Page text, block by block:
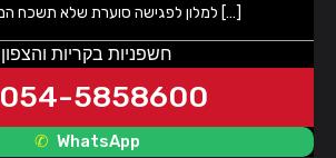
למלון לפגישה סוערת שלא תשכח המון זמן אווירה רומנטית […]
חשפניות בקריות והצפון
054-5858600
WhatsApp